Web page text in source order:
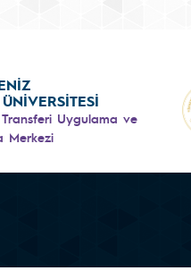
Uygulama ve
Merkezi